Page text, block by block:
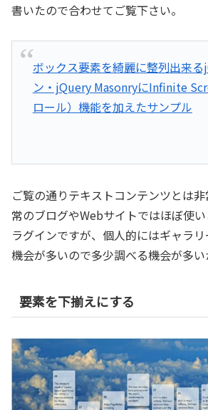
書いたので合わせてご覧下さい。
ボックス要素を綺麗に整列出来
ン・jQuery MasonryにInfinite
ロール）機能を加えたサンプル
ご覧の通りテキストコンテンツとは
常のブログやWebサイトではほぼ使
ラグインですが、個人的にはギャラ
機会が多いので多少調べる機会が多い
要素を下揃えにする